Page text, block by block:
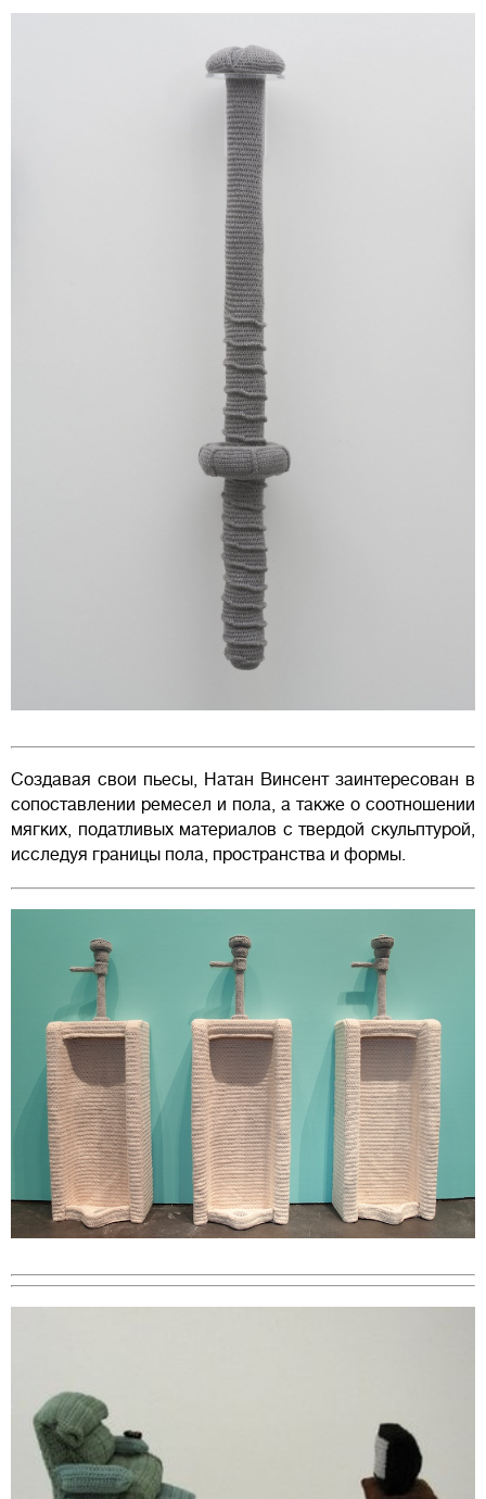
Создавая свои пьесы, Натан Винсент заинтересован в
сопоставлении ремесел и пола, а также о соотношении
мягких, податливых материалов с твердой скульптурой,
исследуя границы пола, пространства и формы.